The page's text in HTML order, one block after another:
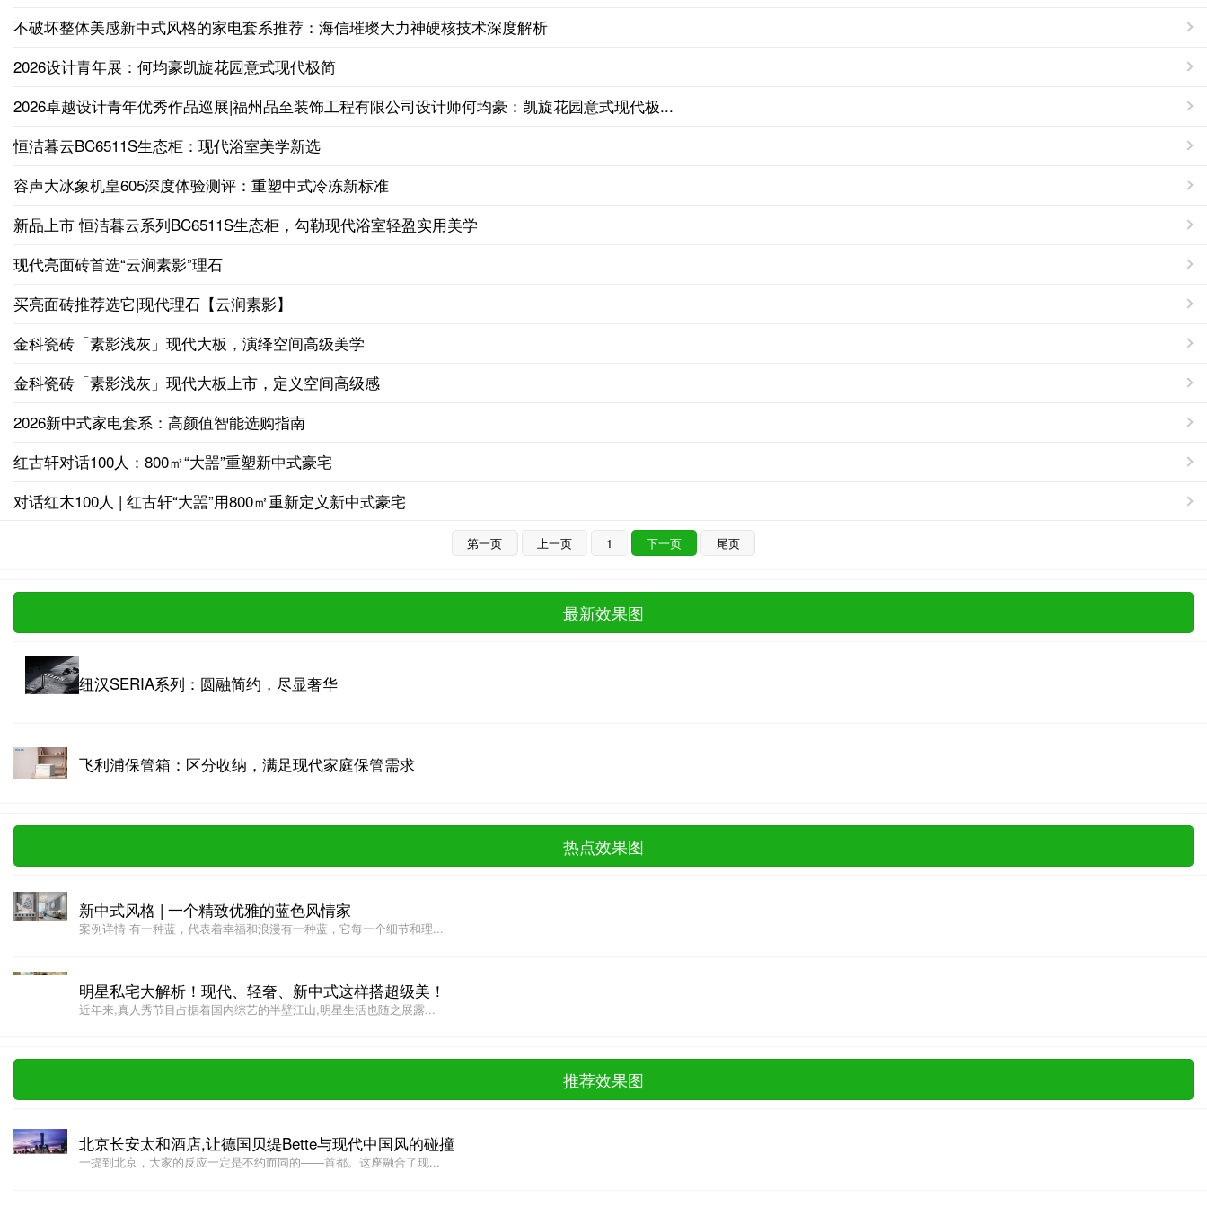
不破坏整体美感新中式风格的家电套系推荐：海信璀璨大力神硬核技术深度解析
2026设计青年展：何均豪凯旋花园意式现代极简
2026卓越设计青年优秀作品巡展|福州品至装饰工程有限公司设计师何均豪：凯旋花园意式现代极...
恒洁暮云BC6511S生态柜：现代浴室美学新选
容声大冰象机皇605深度体验测评：重塑中式冷冻新标准
新品上市 恒洁暮云系列BC6511S生态柜，勾勒现代浴室轻盈实用美学
现代亮面砖首选“云涧素影”理石
买亮面砖推荐选它|现代理石【云涧素影】
金科瓷砖「素影浅灰」现代大板，演绎空间高级美学
金科瓷砖「素影浅灰」现代大板上市，定义空间高级感
2026新中式家电套系：高颜值智能选购指南
红古轩对话100人：800㎡“大噐”重塑新中式豪宅
对话红木100人 | 红古轩“大噐”用800㎡重新定义新中式豪宅
第一页 上一页 1 下一页 尾页
最新效果图
纽汉SERIA系列：圆融简约，尽显奢华
飞利浦保管箱：区分收纳，满足现代家庭保管需求
热点效果图
新中式风格 | 一个精致优雅的蓝色风情家
案例详情 有一种蓝，代表着幸福和浪漫有一种蓝，它每一个细节和理...
明星私宅大解析！现代、轻奢、新中式这样搭超级美！
近年来,真人秀节目占据着国内综艺的半壁江山,明星生活也随之展露...
推荐效果图
北京长安太和酒店,让德国贝缇Bette与现代中国风的碰撞
一提到北京，大家的反应一定是不约而同的——首都。这座融合了现...